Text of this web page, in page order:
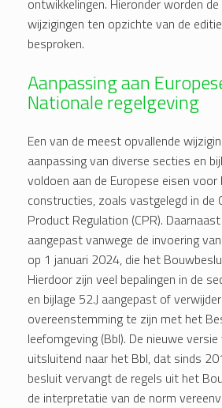
wijzigingen ten opzichte van de
besproken.
Aanpassing aan
Nationale regelgeving
Een van de meest opvallende
aanpassing van diverse secties en
voldoen aan de Europese eisen voor
constructies, zoals vastgelegd in de
Product Regulation (CPR).
aangepast vanwege de invoering
op 1 januari 2024, die het
Hierdoor zijn veel bepalingen in de
en bijlage 52.J aangepast of
overeenstemming te zijn met het
leefomgeving (Bbl). De nieuwe
uitsluitend naar het Bbl, dat sinds
besluit vervangt de regels uit het
de interpretatie van de norm